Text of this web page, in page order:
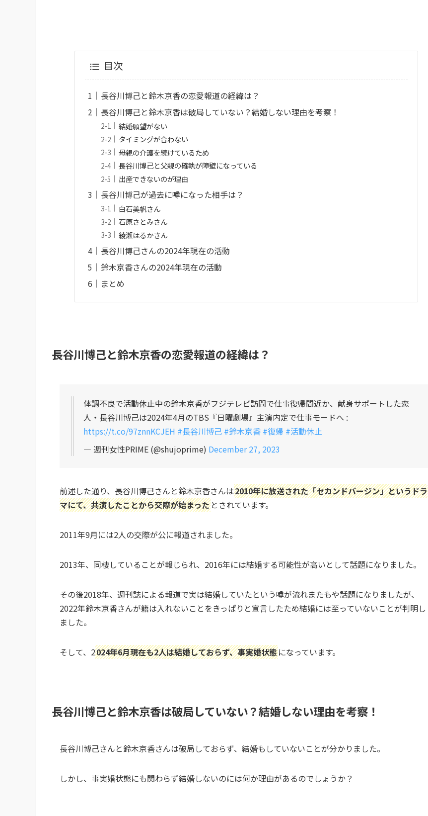
目次
長谷川博己と鈴木京香の恋愛報道の経緯は？
長谷川博己と鈴木京香は破局していない？結婚しない理由を考察！
結婚願望がない
タイミングが合わない
母親の介護を続けているため
長谷川博己と父親の確執が障壁になっている
出産できないのが理由
長谷川博己が過去に噂になった相手は？
白石美帆さん
石原さとみさん
綾瀬はるかさん
長谷川博己さんの2024年現在の活動
鈴木京香さんの2024年現在の活動
まとめ
長谷川博己と鈴木京香の恋愛報道の経緯は？
体調不良で活動休止中の鈴木京香がフジテレビ訪問で仕事復帰間近か、献身サポートした恋
人・長谷川博己は2024年4月のTBS『日曜劇場』主演内定で仕事モードへ :
https://t.co/97znnKCJEH #長谷川博己 #鈴木京香 #復帰 #活動休止
— 週刊女性PRIME (@shujoprime) December 27, 2023
前述した通り、長谷川博己さんと鈴木京香さんは2010年に放送された「セカンドバージン」というドラ
マにて、共演したことから交際が始まった とされています。
2011年9月には2人の交際が公に報道されました。
2013年、同棲していることが報じられ、2016年には結婚する可能性が高いとして話題になりました。
その後2018年、週刊誌による報道で実は結婚していたという噂が流れまたもや話題になりましたが、
2022年鈴木京香さんが籍は入れないことをきっぱりと宣言したため結婚には至っていないことが判明し
ました。
そして、2024年6月現在も2人は結婚しておらず、事実婚状態になっています。
長谷川博己と鈴木京香は破局していない？結婚しない理由を考察！
長谷川博己さんと鈴木京香さんは破局しておらず、結婚もしていないことが分かりました。
しかし、事実婚状態にも関わらず結婚しないのには何か理由があるのでしょうか？